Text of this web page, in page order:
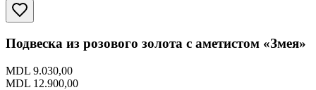
Подвеска из розового золота с аметистом «Змея»
MDL 9.030,00
MDL 12.900,00